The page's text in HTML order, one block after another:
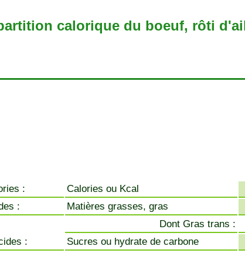
calorique du boeuf, rôti
: Calories ou Kcal
: Matières grasses, gras
Dont Gras trans :
:
Sucres ou hydrate de carbone